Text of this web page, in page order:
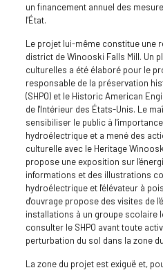
un financement annuel des
l'État.
Le projet lui-même constitue une
district de Winooski Falls Mill. Un
culturelles a été élaboré pour le
responsable de la préservation
(SHPO) et le Historic American
de l'Intérieur des États-Unis. Le
sensibiliser le public à
hydroélectrique et a mené des
culturelle avec le Heritage
propose une exposition sur
informations et des illustrations
hydroélectrique et l'élévateur à
d'ouvrage propose des visites de
installations à un groupe scolaire
consulter le SHPO avant toute
perturbation du sol dans la zone
La zone du projet est exiguë et,